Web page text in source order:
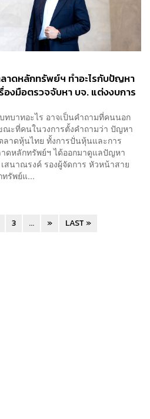
าดหลักทรัพย์ฯ ทำอะไรกับปัญหา
งมือตรวจจับหา บจ. แต่งงบการ
บาทอะไร อาจเป็นคำถามที่คนนอก
ะที่คนในวงการตั้งคำถามว่า ปัญหา
ลาดหุ้นไทย ทั้งการปั่นหุ้นและการ
ดหลักทรัพย์ฯ ได้ออกมาดูแลปัญหา
สนาณรงค์ รองผู้จัดการ หัวหน้าสาย
รัพย์แ...
3 ... » LAST »